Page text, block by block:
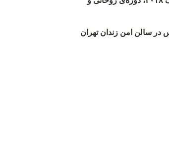
سالن امن زندان تهران